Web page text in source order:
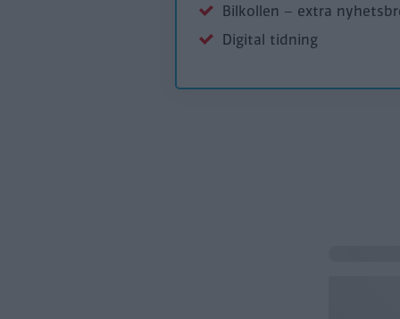
Bilkollen – extra
Digital tidning